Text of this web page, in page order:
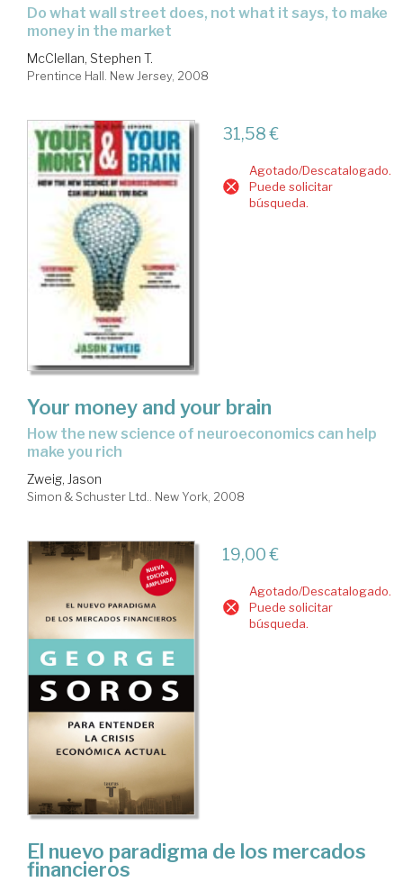
do what wall street does, not what it says, to make
money in the market
McClellan, Stephen T.
Prentince Hall. New Jersey, 2008
31,58 €
Agotado/Descatalogado.
Puede solicitar
búsqueda.
Your money and your brain
how the new science of neuroeconomics can help
make you rich
Zweig, Jason
Simon & Schuster Ltd.. New York, 2008
19,00 €
Agotado/Descatalogado.
Puede solicitar
búsqueda.
El nuevo paradigma de los mercados
financieros